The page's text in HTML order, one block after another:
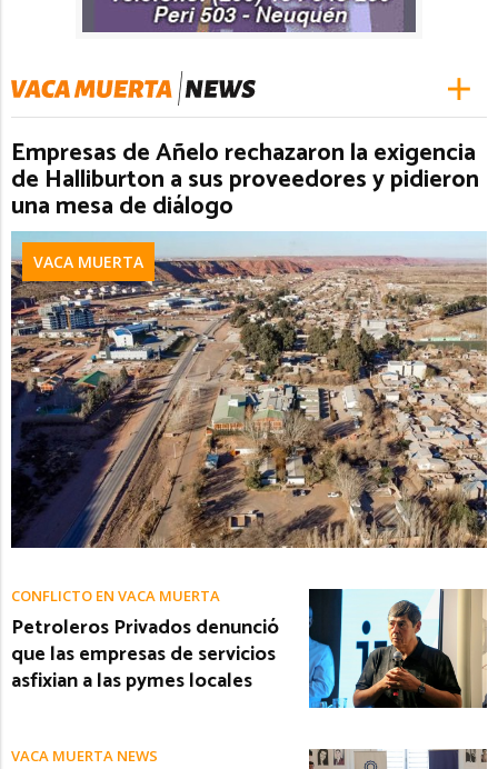
Empresas de Añelo rechazaron la exigencia
de Halliburton a sus proveedores y pidieron
una mesa de diálogo
VACA MUERTA
CONFLICTO EN VACA MUERTA
Petroleros Privados denunció
que las empresas de servicios
asfixian a las pymes locales
VACA MUERTA NEWS